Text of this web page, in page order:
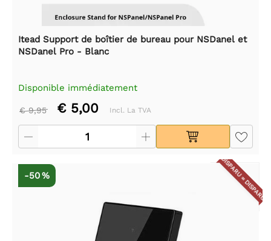
Itead Support de boîtier de bureau pour NSDanel et
NSDanel Pro - Blanc
Disponible immédiatement
€ 9,95 € 5,00 Incl. La TVA
DISPARU = DISPARU
-50 %